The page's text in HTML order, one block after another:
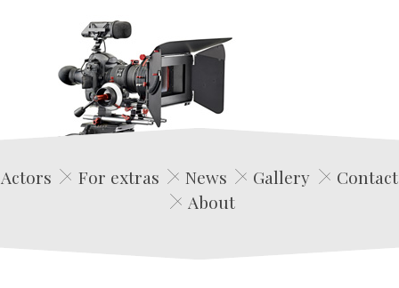
Edwin Film Agencja Aktorska
Actors For extras News Gallery
Contact
About